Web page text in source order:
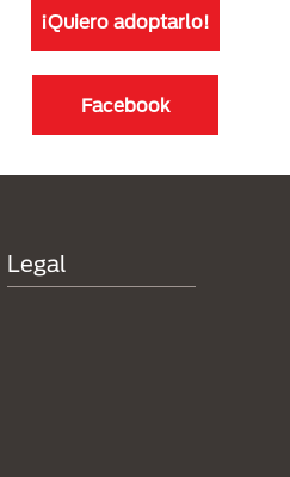
¡Quiero adoptarlo!
Facebook
Legal